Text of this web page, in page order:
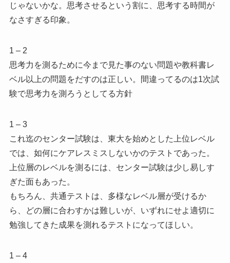
じゃないかな。思考させるという割に、思考する時間が
なさすぎる印象。
1 – 2
思考力を測るために今まで見た事のない問題や教科書レ
ベル以上の問題をだすのは正しい。間違ってるのは1次試
験で思考力を測ろうとしてる方針
1 – 3
これ迄のセンター試験は、東大を始めとした上位レベル
では、如何にケアレスミスしないかのテストであった。
上位層のレベルを測るには、センター試験は少し易しす
ぎた面もあった。
もちろん、共通テストは、多様なレベル層が受けるか
ら、どの層に合わすかは難しいが、いずれにせよ適切に
勉強してきた成果を測れるテストになってほしい。
1 – 4